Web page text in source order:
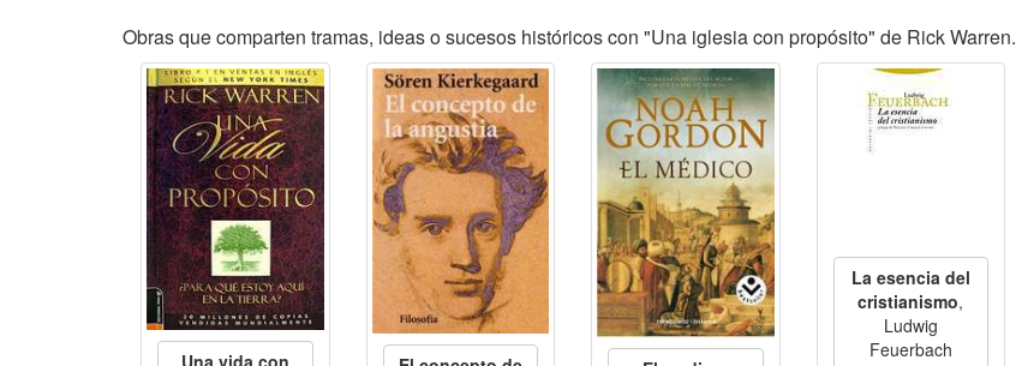
Obras que comparten tramas, ideas o sucesos históricos con "Una iglesia con propósito" de Rick Warren.
La esencia del
cristianismo,
Ludwig
Feuerbach